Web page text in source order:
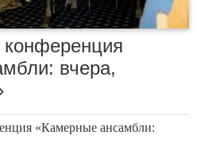
вчера,
«Камерные ансамбли: